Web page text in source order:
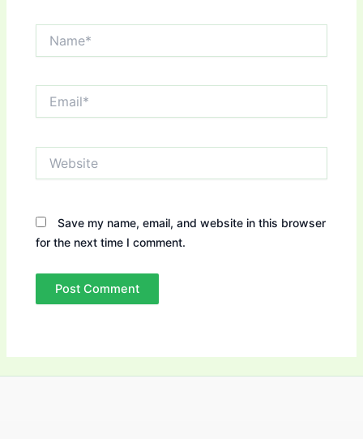
Save my name, email, and website in this browser
for the next time I comment.